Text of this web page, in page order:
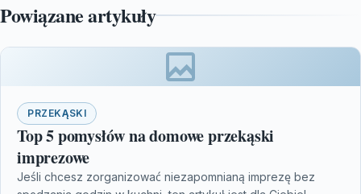
Powiązane artykuły
PRZEKĄSKI
Top 5 pomysłów na domowe przekąski
imprezowe
Jeśli chcesz zorganizować niezapomnianą imprezę bez